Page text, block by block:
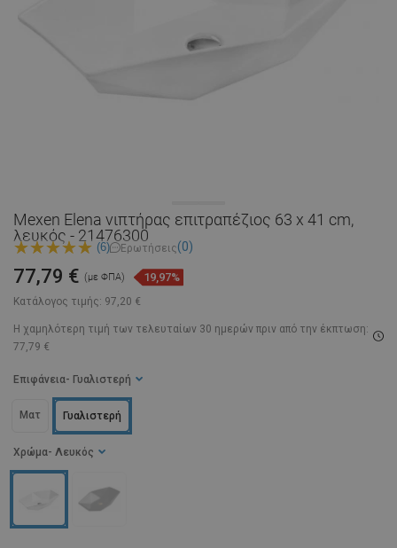
Mexen Elena νιπτήρας επιτραπέζιος 63 x 41 cm,
λευκός - 21476300
(6) Ερωτήσεις(0)
Κατάλογος τιμής: 97,20 €
77,79 € (με ΦΠΑ) 19,97%
Η χαμηλότερη τιμή των τελευταίων 30 ημερών πριν από την έκπτωση:
77,79 €
Χρώμα - Λευκός
Επιφάνεια - Γυαλιστερή
Ματ Γυαλιστερή